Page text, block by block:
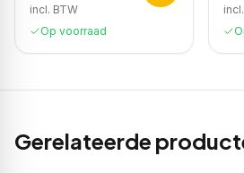
incl. BTW
Op voorraad
Gerelateerde